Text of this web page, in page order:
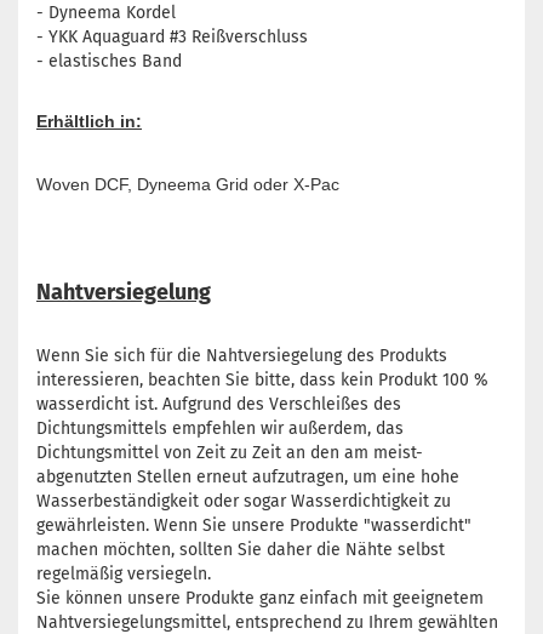
- Dyneema Kordel
- YKK Aquaguard #3 Reißverschluss
- elastisches Band
Erhältlich in:
Woven DCF, Dyneema Grid oder X-Pac
Nahtversiegelung
Wenn Sie sich für die Nahtversiegelung des Produkts
interessieren, beachten Sie bitte, dass kein Produkt 100 %
wasserdicht ist. Aufgrund des Verschleißes des
Dichtungsmittels empfehlen wir außerdem, das
Dichtungsmittel von Zeit zu Zeit an den am meist-
abgenutzten Stellen erneut aufzutragen, um eine hohe
Wasserbeständigkeit oder sogar Wasserdichtigkeit zu
gewährleisten. Wenn Sie unsere Produkte "wasserdicht"
machen möchten, sollten Sie daher die Nähte selbst
regelmäßig versiegeln.
Sie können unsere Produkte ganz einfach mit geeignetem
Nahtversiegelungsmittel, entsprechend zu Ihrem gewählten